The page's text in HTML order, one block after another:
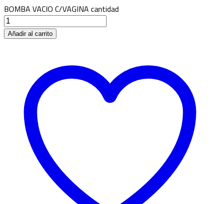
BOMBA VACIO C/VAGINA cantidad
Añadir al carrito